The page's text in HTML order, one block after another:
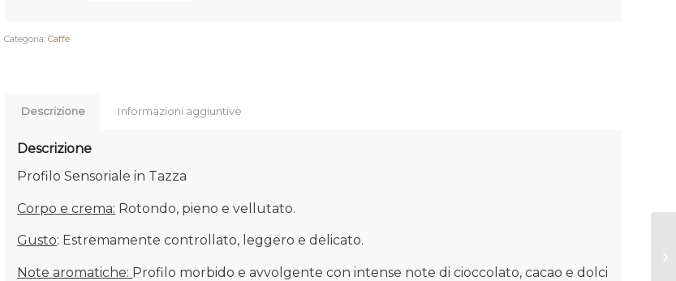
Categoria:Caffè
Descrizione Informazioni aggiuntive
Descrizione
Profilo Sensoriale in Tazza
Corpo e crema: Rotondo, pieno e vellutato.
Gusto: Estremamente controllato, leggero e delicato.
Note aromatiche: Profilo morbido e avvolgente con intense note di cioccolato, cacao e dolci